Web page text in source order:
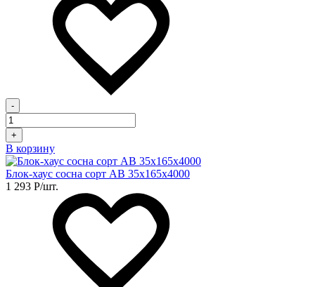
-
+
В корзину
Блок-хаус сосна сорт АВ 35х165х4000
1 293 Р/шт.